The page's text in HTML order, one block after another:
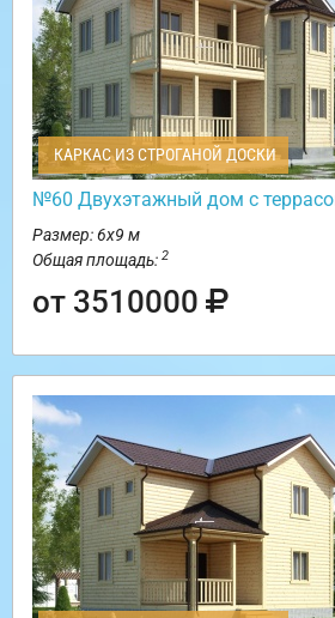
КАРКАС ИЗ СТРОГАНОЙ ДОСКИ
№60 Двухэтажный дом с
Размер: 6х9 м
Общая площадь: 2
от 3510000